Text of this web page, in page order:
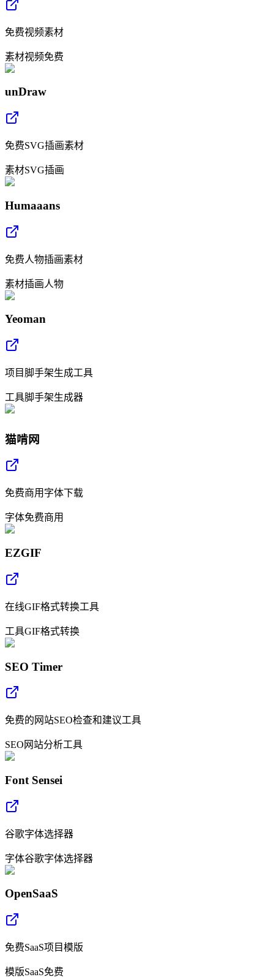
免费视频素材
素材视频免费
unDraw
免费SVG插画素材
素材SVG插画
Humaaans
免费人物插画素材
素材插画人物
Yeoman
项目脚手架生成工具
工具脚手架生成器
猫啃网
免费商用字体下载
字体免费商用
EZGIF
在线GIF格式转换工具
工具GIF格式转换
SEO Timer
免费的网站SEO检查和建议工具
SEO 网站分析工具
Font Sensei
谷歌字体选择器
字体谷歌字体选择器
OpenSaaS
免费SaaS项目模版
模版SaaS免费